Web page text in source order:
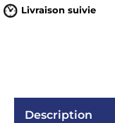
Livraison suivie
Description